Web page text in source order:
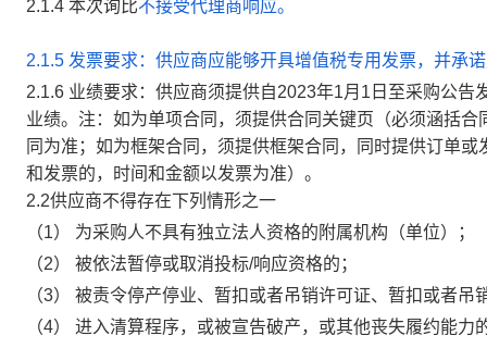
2.1.4 本次询 比不接受代理商响应。
2.1.5 发票要求：供应商应能够开具增值税专用发票，并承
2.1.6 业绩要求：供应商须提供自2023年1月1日至采购公
业绩。注：如为单项合同，须提供合同关键页（必须涵括
同为准；如为框架合同，须提供框架合同，同时提供订单
和发票的，时间和金额以发票为准）。
2.2供应商不得存在下列情形之一
（1）
为采购人不具有独立法人资格的附属机构（单位）；
（2） 被依法暂停或取消投标/响应资格的；
（3）
被责令停产停业、暂扣或者吊销许可证、暂扣或者吊
（4）
进入清算程序，或被宣告破产，或其他丧失履约能力